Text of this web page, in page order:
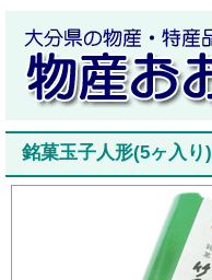
銘菓玉子人形(5ヶ入り)